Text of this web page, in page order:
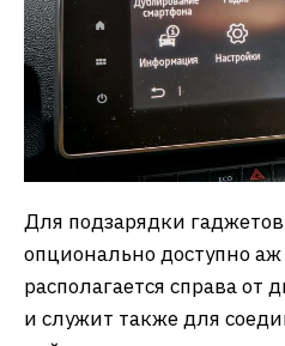
Для подзарядки
опционально доступно
располагается справа
и служит также для